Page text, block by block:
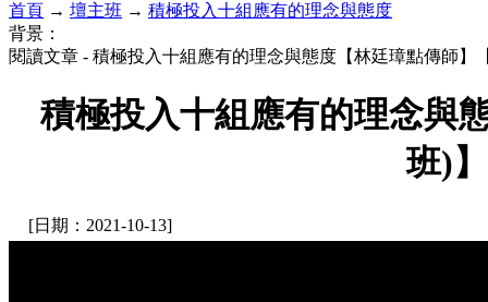
首頁 → 壇主班 → 積極投入十組應有的理念與態度
背景：
閱讀文章 - 積極投入十組應有的理念與態度【林廷璋點傳師】
積極投入十組應有的理念與
班)
[日期：2021-10-13]